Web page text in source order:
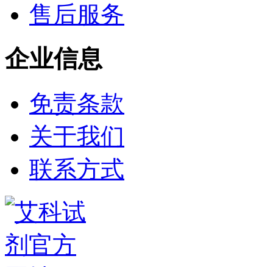
铟
锆
金
铷
铒
钆
碲
镥
铽
钬
售后服务
企业信息
免责条款
关于我们
联系方式